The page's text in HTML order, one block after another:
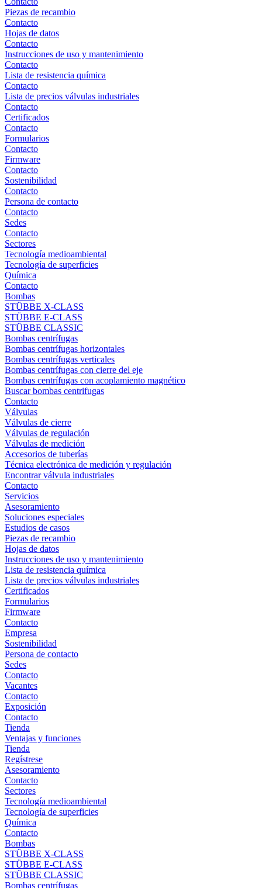
Piezas de recambio
Contacto
Hojas de datos
Contacto
Instrucciones de uso y mantenimiento
Contacto
Lista de resistencia química
Contacto
Lista de precios válvulas industriales
Contacto
Certificados
Contacto
Formularios
Contacto
Firmware
Contacto
Sostenibilidad
Contacto
Persona de contacto
Contacto
Sedes
Contacto
Sectores
Tecnología medioambiental
Tecnología de superficies
Química
Contacto
Bombas
STÜBBE X-CLASS
STÜBBE E-CLASS
STÜBBE CLASSIC
Bombas centrífugas
Bombas centrífugas horizontales
Bombas centrífugas verticales
Bombas centrífugas con cierre del eje
Bombas centrífugas con acoplamiento magnético
Buscar bombas centrifugas
Contacto
Válvulas
Válvulas de cierre
Válvulas de regulación
Válvulas de medición
Accesorios de tuberías
Técnica electrónica de medición y regulación
Encontrar válvula industriales
Contacto
Servicios
Asesoramiento
Soluciones especiales
Estudios de casos
Piezas de recambio
Hojas de datos
Instrucciones de uso y mantenimiento
Lista de resistencia química
Lista de precios válvulas industriales
Certificados
Formularios
Firmware
Contacto
Empresa
Sostenibilidad
Persona de contacto
Sedes
Contacto
Vacantes
Contacto
Exposición
Contacto
Tienda
Ventajas y funciones
Tienda
Regístrese
Asesoramiento
Contacto
Sectores
Tecnología medioambiental
Tecnología de superficies
Química
Contacto
Bombas
STÜBBE X-CLASS
STÜBBE E-CLASS
STÜBBE CLASSIC
Bombas centrífugas